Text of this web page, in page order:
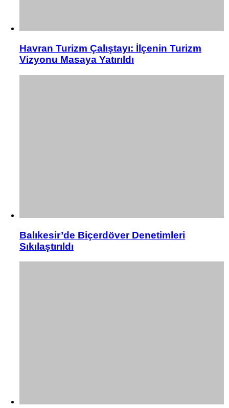
Havran Turizm Çalıştayı: İlçenin Turizm
Vizyonu Masaya Yatırıldı
Balıkesir’de Biçerdöver Denetimleri
Sıkılaştırıldı